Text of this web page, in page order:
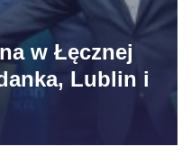
w Łęcznej
Lublin i